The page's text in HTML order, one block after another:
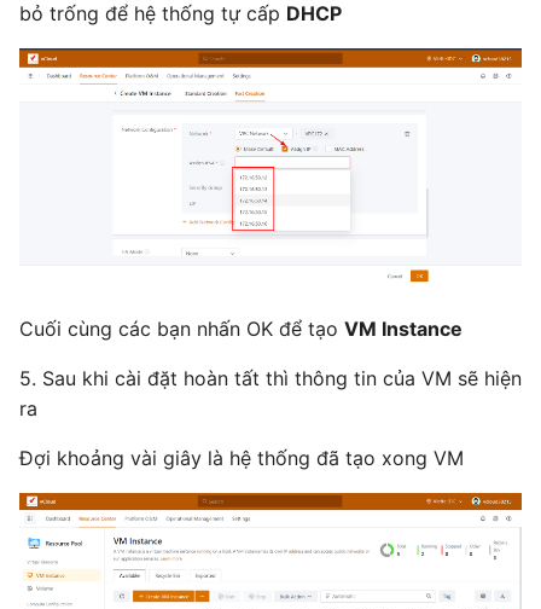
bỏ trống để hệ thống tự cấp DHCP
Cuối cùng các bạn nhấn OK để tạo VM Instance
5. Sau khi cài đặt hoàn tất thì thông tin của VM sẽ hiện
ra
Đợi khoảng vài giây là hệ thống đã tạo xong VM